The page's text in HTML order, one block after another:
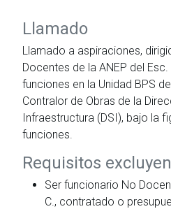
Llamado
Llamado a aspiraciones,
Docentes de la ANEP del
funciones en la Unidad BPS
Contralor de Obras de la
Infraestructura (DSI), bajo la
funciones.
Requisitos
Ser funcionario No
C., contratado o